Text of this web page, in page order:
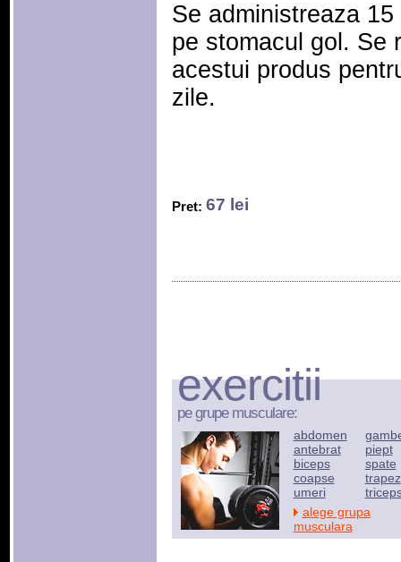
Se administreaza
pe stomacul gol. Se
acestui produs
zile.
Pret: 67 lei
exercitii
pe grupe musculare:
abdomen
antebrat
biceps
coapse
umeri
piept
spate
trapez
alege grupa
musculara